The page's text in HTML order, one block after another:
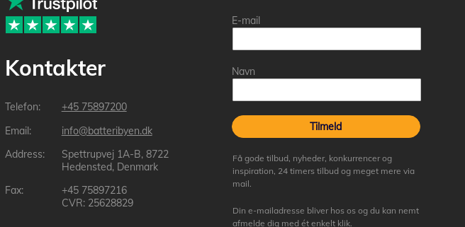
Kontakter
+45 75897200
info@batteribyen.dk
Spettrupvej 1A-B, 8722
Hedensted, Denmark
+45 75897216
CVR: 25628829
E-mail
Navn
Tilmeld
Få gode tilbud, nyheder, konkurrencer og
inspiration, 24 timers tilbud og meget mere via
mail.
Din e-mailadresse bliver hos os og du kan nemt
afmelde dig med ét enkelt klik.